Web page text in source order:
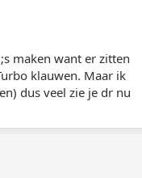
maken want er zitten
klauwen. Maar ik
dus veel zie je dr nu